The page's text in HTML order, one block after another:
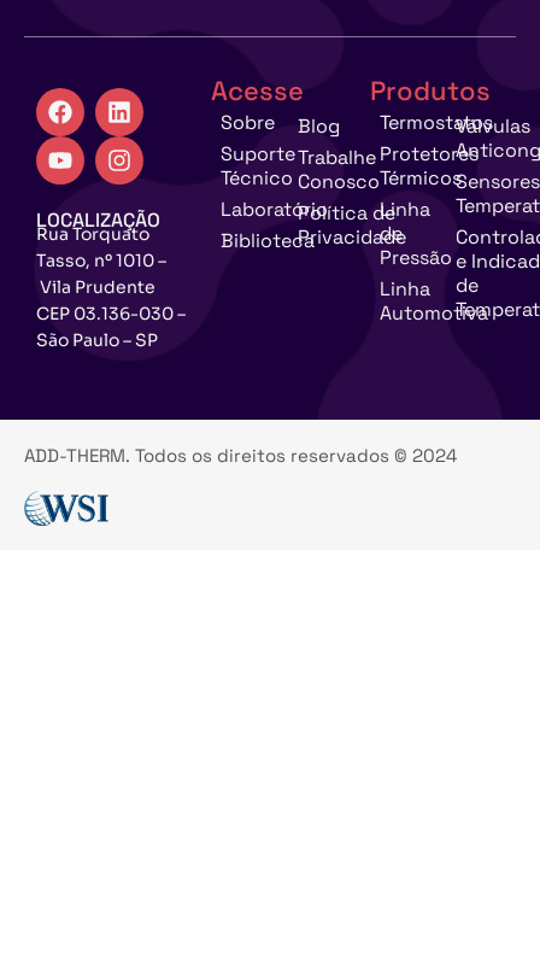
LOCALIZAÇÃO
Rua Torquato
Tasso, nº 1010 –
Vila Prudente
CEP 03.136-030 –
São Paulo – SP
Acesse
Sobre
Suporte
Técnico
Laboratório
Biblioteca
Blog
Trabalhe
Conosco
Política de
Privacidade
Produtos
Termostatos
Protetores
Térmicos
Linha
de
Pressão
Linha
Automotiva
Válvulas
e
de
ADD-THERM. Todos os direitos reservados © 2024